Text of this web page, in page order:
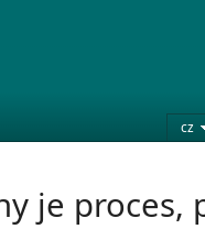
cz
je proces,